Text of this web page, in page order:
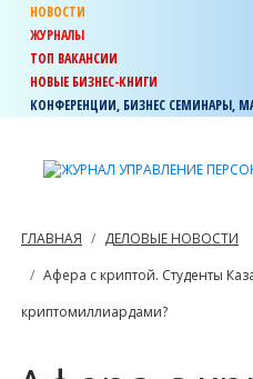
НОВОСТИ
ЖУРНАЛЫ
ТОП ВАКАНСИИ
НОВЫЕ БИЗНЕС-КНИГИ
КОНФЕРЕНЦИИ, БИЗНЕС СЕМИНАРЫ,
ГЛАВНАЯ
ДЕЛОВЫЕ НОВОСТИ
Афера с криптой. Студенты
криптомиллиардами?